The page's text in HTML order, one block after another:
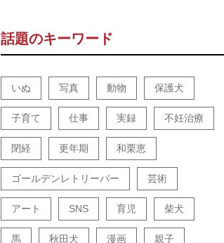
話題のキーワード
いぬ 写真 動物 保護犬
子育て 仕事 実録 不妊治療
閉経 更年期 和栗恵
ゴールデンレトリーバー 芸術
アート SNS 育児 柴犬
馬 秋田犬 漫画 親子